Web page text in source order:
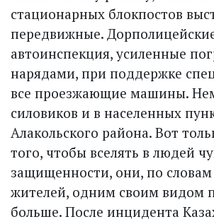
стационарных блокпостов
передвижные.
автоинспекция, усиленные
нарядами, при поддержке
все проезжающие машины.
силовиков и в населенных
Алакольского района. Вот
того, чтобы вселять в людей
защищенности, они, по
жителей, одним своим видом
больше. После инцидента